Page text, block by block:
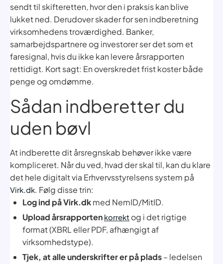
sendt til skifteretten, hvor den i praksis kan blive
lukket ned. Derudover skader for sen indberetning
virksomhedens troværdighed. Banker,
samarbejdspartnere og investorer ser det som et
faresignal, hvis du ikke kan levere årsrapporten
rettidigt. Kort sagt: En overskredet frist koster både
penge og omdømme.
Sådan indberetter du
uden bøvl
At indberette dit årsregnskab behøver ikke være
kompliceret. Når du ved, hvad der skal til, kan du klare
det hele digitalt via Erhvervsstyrelsens system på
Virk.dk. Følg disse trin:
Log ind på Virk.dkmed NemID/MitID.
Upload årsrapporten korrekt og i det rigtige
format (XBRL eller PDF, afhængigt af
virksomhedstype).
Tjek, at alle underskrifter er på plads– ledelsen